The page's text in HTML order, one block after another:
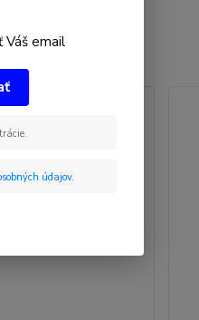
Váš email
údajov.